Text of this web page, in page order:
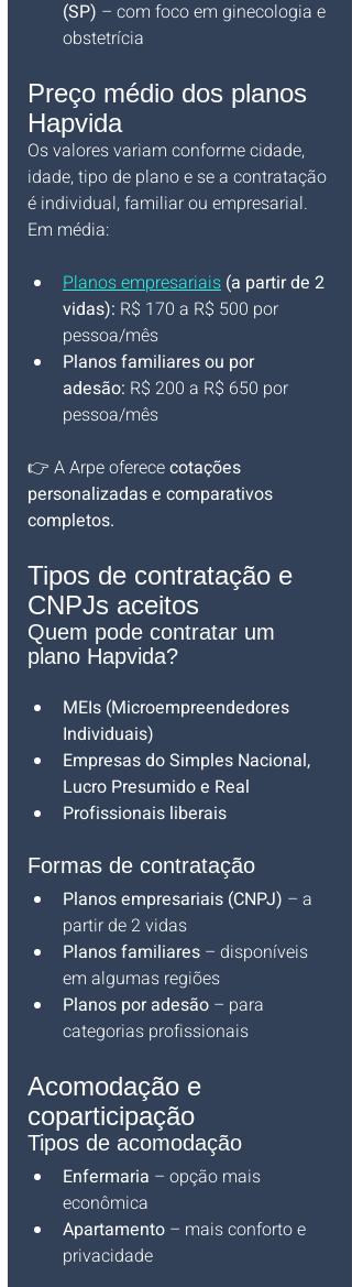
(SP) – com foco em ginecologia e
obstetrícia
Preço médio dos planos
Hapvida
Os valores variam conforme cidade,
idade, tipo de plano e se a contratação
é individual, familiar ou empresarial.
Em média:
Planos empresariais (a partir de 2
vidas): R$ 170 a R$ 500 por
pessoa/mês
Planos familiares ou por
adesão: R$ 200 a R$ 650 por
pessoa/mês
👉 A Arpe oferece cotações
personalizadas e comparativos
completos.
Tipos de contratação e
CNPJs aceitos
Quem pode contratar um
plano Hapvida?
MEIs (Microempreendedores
Individuais)
Empresas do Simples Nacional,
Lucro Presumido e Real
Profissionais liberais
Formas de contratação
Planos empresariais (CNPJ) – a
partir de 2 vidas
Planos familiares – disponíveis
em algumas regiões
Planos por adesão – para
categorias profissionais
Acomodação e
coparticipação
Tipos de acomodação
Enfermaria – opção mais
econômica
Apartamento – mais conforto e
privacidade